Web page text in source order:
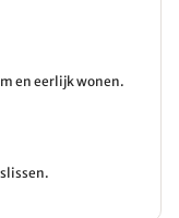
en eerlijk wonen.